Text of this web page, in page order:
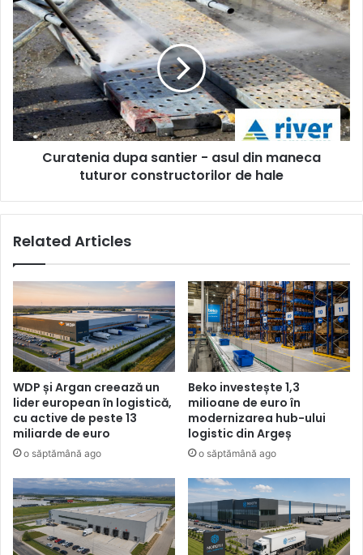
dupa
santier
-
asul
din
maneca
tuturor
constructorilor
Curatenia dupa santier - asul din maneca
tuturor constructorilor de hale
Related Articles
WDP și Argan creează un
lider european în logistică,
cu active de peste 13
miliarde de euro
o săptămână ago
Beko investește 1,3
milioane de euro în
modernizarea hub-ului
logistic din Argeș
o săptămână ago